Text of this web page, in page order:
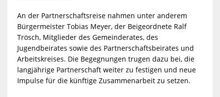
An der Partnerschaftsreise nahmen unter anderem
Bürgermeister Tobias Meyer, der Beigeordnete Ralf
Trösch, Mitglieder des Gemeinderates, des
Jugendbeirates sowie des Partnerschaftsbeirates und
Arbeitskreises. Die Begegnungen trugen dazu bei, die
langjährige Partnerschaft weiter zu festigen und neue
Impulse für die künftige Zusammenarbeit zu setzen.